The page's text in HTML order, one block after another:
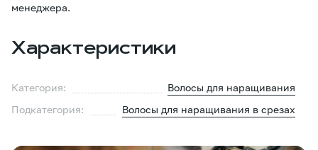
менеджера.
Характеристики
Категория:
Волосы для наращивания
Подкатегория:
Волосы для наращивания в срезах